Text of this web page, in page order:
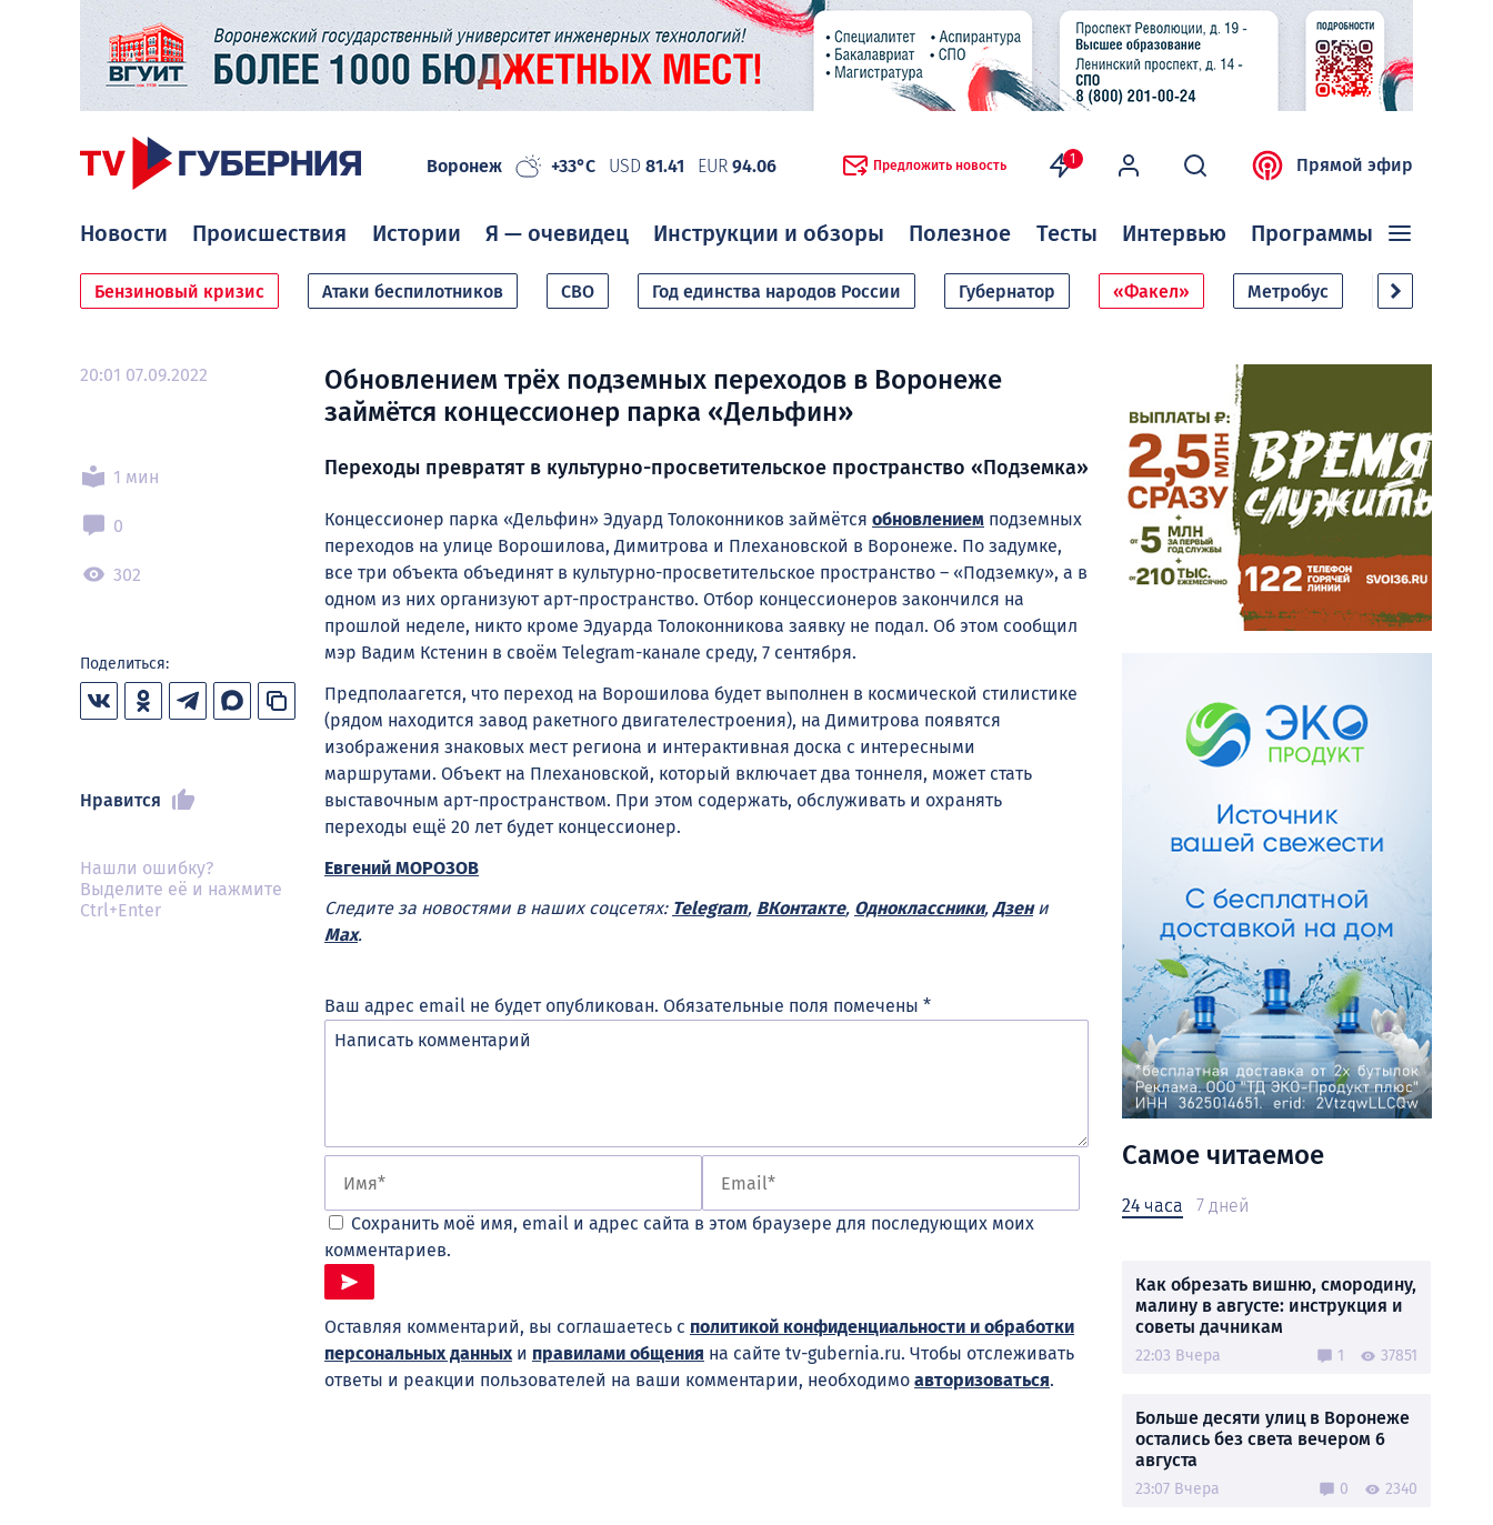
Воронеж +33°C USD 81.41 EUR 94.06 Предложить новость 1 Прямой эфир
Новости Происшествия Истории Я — очевидец Инструкции и обзоры Полезное Тесты Интервью Программы
Бензиновый кризис Атаки беспилотников СВО Год единства народов России Губернатор «Факел» Метробус Дачный
20:01 07.09.2022
1 мин
0
302
Поделиться:
Нравится
Нашли ошибку?
Выделите её и нажмите
Ctrl+Enter
Обновлением трёх подземных переходов в Воронеже
займётся концессионер парка «Дельфин»
Переходы превратят в культурно-просветительское пространство «Подземка»
Концессионер парка «Дельфин» Эдуард Толоконников займётся обновлением подземных
переходов на улице Ворошилова, Димитрова и Плехановской в Воронеже. По задумке,
все три объекта объединят в культурно-просветительское пространство – «Подземку», а в
одном из них организуют арт-пространство. Отбор концессионеров закончился на
прошлой неделе, никто кроме Эдуарда Толоконникова заявку не подал. Об этом сообщил
мэр Вадим Кстенин в своём Telegram-канале среду, 7 сентября.
Предполаагется, что переход на Ворошилова будет выполнен в космической стилистике
(рядом находится завод ракетного двигателестроения), на Димитрова появятся
изображения знаковых мест региона и интерактивная доска с интересными
маршрутами. Объект на Плехановской, который включает два тоннеля, может стать
выставочным арт-пространством. При этом содержать, обслуживать и охранять
переходы ещё 20 лет будет концессионер.
Евгений МОРОЗОВ
Следите за новостями в наших соцсетях: Telegram, ВКонтакте, Одноклассники, Дзени
Max.
Ваш адрес email не будет опубликован. Обязательные поля помечены *
Сохранить моё имя, email и адрес сайта в этом браузере для последующих моих
комментариев.
Оставляя комментарий, вы соглашаетесь с политикой конфиденциальности и обработки
персональных данныхи правилами общения на сайте tv-gubernia.ru. Чтобы отслеживать
ответы и реакции пользователей на ваши комментарии, необходимо авторизоваться.
Самое читаемое
24 часа 7 дней
Как обрезать вишню, смородину,
малину в августе: инструкция и
советы дачникам
22:03 Вчера 1 37851
Больше десяти улиц в Воронеже
остались без света вечером 6
августа
23:07 Вчера 0 2340